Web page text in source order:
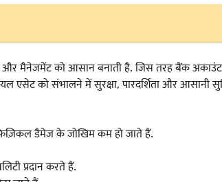
और मैनेजमेंट को आसान बनाती है. जिस तरह बैंक अकाउंट
को संभालने में सुरक्षा, पारदर्शिता और आसानी
फिज़िकल डैमेज के जोखिम कम हो जाते हैं.
प्रदान करते हैं.